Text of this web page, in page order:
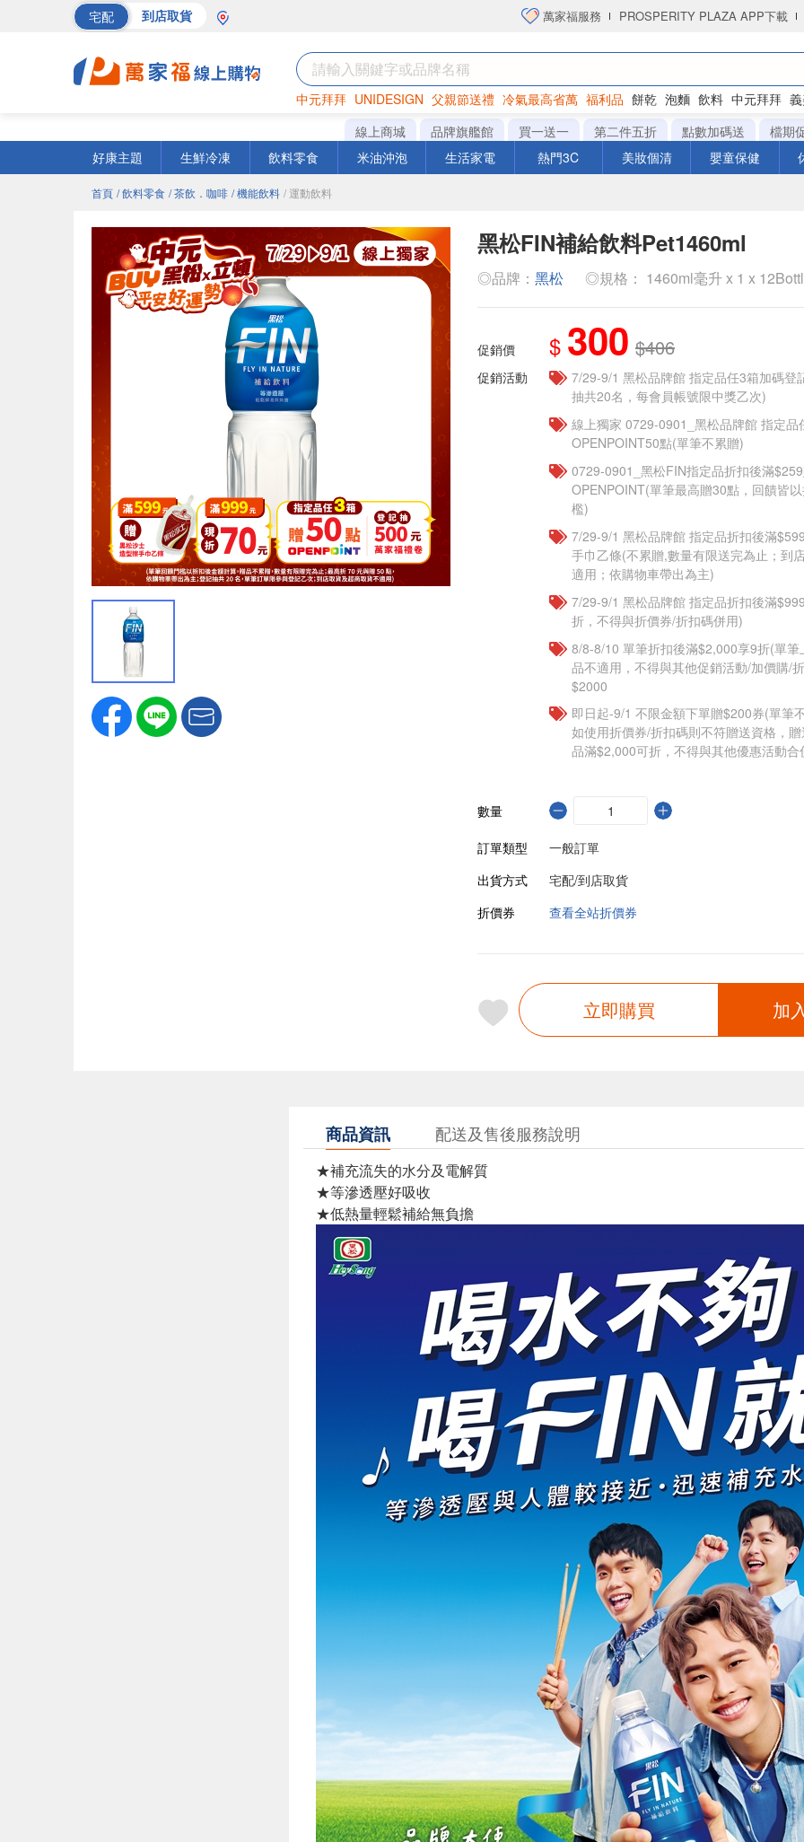
宅配 到店取貨 萬家福服務 PROSPERITY PLAZA APP下載
中元拜拜 UNIDESIGN 父親節送禮 冷氣最高省萬 福利品 餅乾 泡麵 飲料 中元拜拜
罐頭 海苔 洋芋片
線上商城 品牌旗艦館 買一送一 第二件五折 點數加碼送
檔期
好康主題
生鮮冷凍 飲料零食 米油沖泡 生活家電 熱門3C 美妝個清 嬰童保健
首頁 / 飲料零食 / 茶飲．咖啡 / 機能飲料 / 運動飲料
黑松FIN補給飲料Pet1460ml
◎品牌： 黑松 ◎規格： 1460ml毫升 x 1 x
促銷價 $ 300 $406
促銷活動
7/29-9/1 黑松品牌館 指定品任3箱加碼登
抽共20名，每會員帳號限中獎乙次)
線上獨家 0729-0901_黑松品牌館 指定品
OPENPOINT50點(單筆不累贈)
0729-0901_黑松FIN指定品折扣後滿
OPENPOINT(單筆最高贈30點，回饋皆
檻)
7/29-9/1 黑松品牌館 指定品折扣後滿
手巾乙條(不累贈,數量有限送完為止；到
適用；依購物車帶出為主)
7/29-9/1 黑松品牌館 指定品折扣後滿
折，不得與折價券/折扣碼併用)
8/8-8/10 單筆折扣後滿$2,000享9折(單
品不適用，不得與其他促銷活動/加價購/
$2000
即日起-9/1 不限金額下單贈$200券(單筆
如使用折價券/折扣碼則不符贈送資格，
品滿$2,000可折，不得與其他優惠活動合
數量
訂單類型
一般訂單
出貨方式
宅配/到店取貨
折價券
查看全站折價券
立即購買 加
商品資訊 配送及售後服務說明
★補充流失的水分及電解質
★等滲透壓好吸收
★低熱量輕鬆補給無負擔